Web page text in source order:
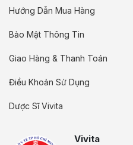
Hướng Dẫn Mua Hàng
Bảo Mật Thông Tin
Giao Hàng & Thanh Toán
Điều Khoản Sử Dụng
Dược Sĩ Vivita
Vivita